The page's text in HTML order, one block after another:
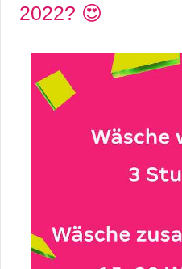
2022? 😍